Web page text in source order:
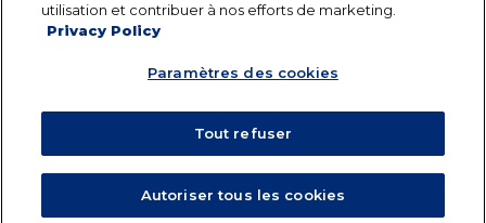
utilisation et contribuer à nos efforts de marketing.
Privacy Policy
Paramètres des cookies
Tout refuser
Autoriser tous les cookies